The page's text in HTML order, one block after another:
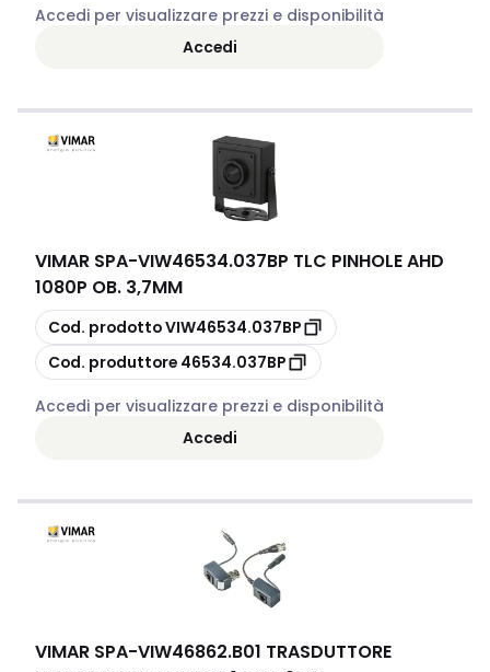
Accedi per visualizzare prezzi e disponibilità
Accedi
VIMAR SPA-VIW46534.037BP TLC PINHOLE AHD
1080P OB. 3,7MM
copia
Cod. prodottoVIW46534.037BP
copia
Cod. produttore 46534.037BP
Accedi per visualizzare prezzi e disponibilità
Accedi
VIMAR SPA-VIW46862.B01 TRASDUTTORE